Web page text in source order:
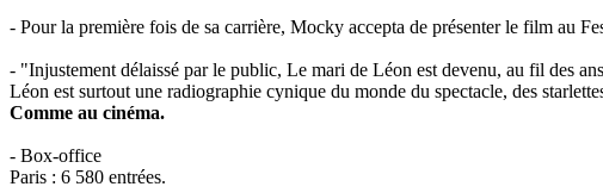
- Pour la première fois de sa carrière, Mocky accepta de présenter le film au
- "Injustement délaissé par le public, Le mari de Léon est devenu, au fil des
Léon est surtout une radiographie cynique du monde du spectacle, des
Comme au cinéma.
- Box-office
Paris : 6 580 entrées.